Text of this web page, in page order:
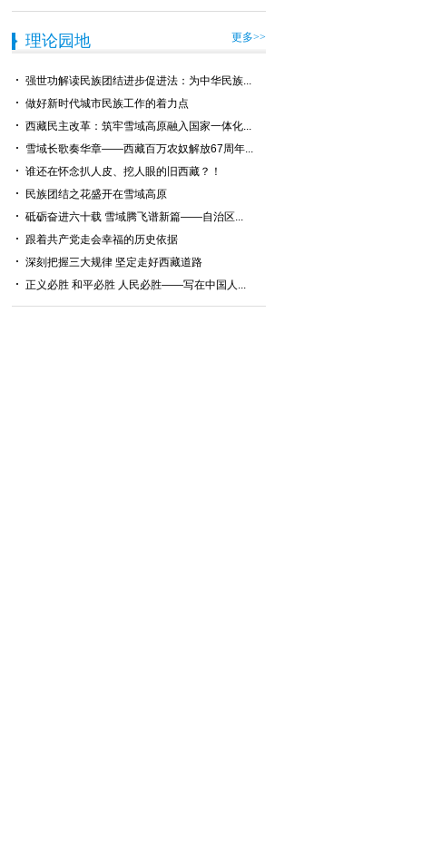
理论园地 更多>>
强世功解读民族团结进步促进法：为中华民族...
做好新时代城市民族工作的着力点
西藏民主改革：筑牢雪域高原融入国家一体化...
雪域长歌奏华章——西藏百万农奴解放67周年...
谁还在怀念扒人皮、挖人眼的旧西藏？！
民族团结之花盛开在雪域高原
砥砺奋进六十载 雪域腾飞谱新篇——自治区...
跟着共产党走会幸福的历史依据
深刻把握三大规律 坚定走好西藏道路
正义必胜 和平必胜 人民必胜——写在中国人...